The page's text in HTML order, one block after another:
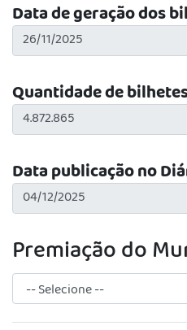
Data de geração dos
Quantidade de
Data publicação no
Premiação do